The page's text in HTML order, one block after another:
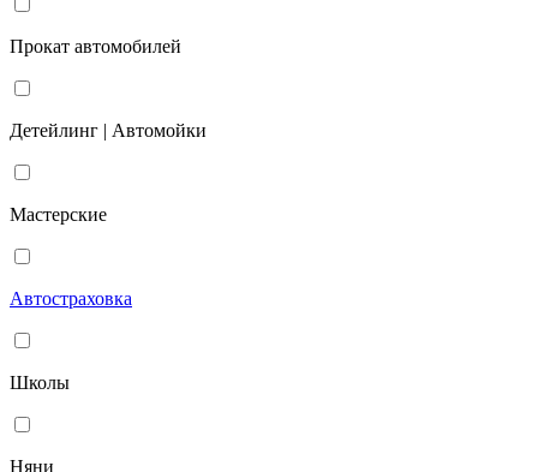
Прокат автомобилей
Детейлинг | Автомойки
Мастерские
Автостраховка
Школы
Няни